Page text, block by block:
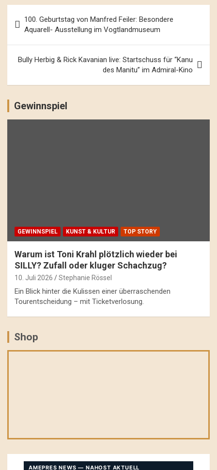
Navigation
100. Geburtstag von Manfred Feiler: Besondere
Aquarell- Ausstellung im Vogtlandmuseum
Bully Herbig & Rick Kavanian live: Startschuss für “Kanu
des Manitu” im Admiral-Kino
Gewinnspiel
GEWINNSPIEL KUNST & KULTUR TOP STORY
Warum ist Toni Krahl plötzlich wieder bei
SILLY? Zufall oder kluger Schachzug?
10. Juli 2026 Stephanie Rössel
Ein Blick hinter die Kulissen einer überraschenden
Tourentscheidung – mit Ticketverlosung.
Shop